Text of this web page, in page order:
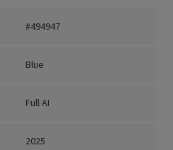
#494947
Blue
Full AI
2025